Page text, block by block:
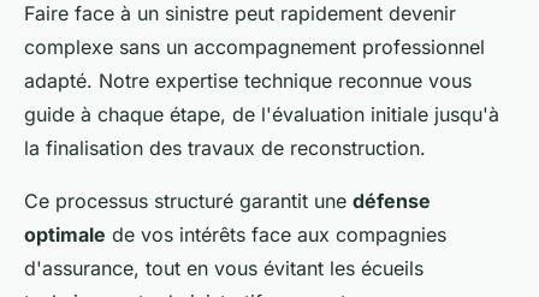
Faire face à un sinistre peut rapidement devenir
complexe sans un accompagnement professionnel
adapté. Notre expertise technique reconnue vous
guide à chaque étape, de l'évaluation initiale jusqu'à
la finalisation des travaux de reconstruction.
Ce processus structuré garantit une défense
optimale de vos intérêts face aux compagnies
d'assurance, tout en vous évitant les écueils